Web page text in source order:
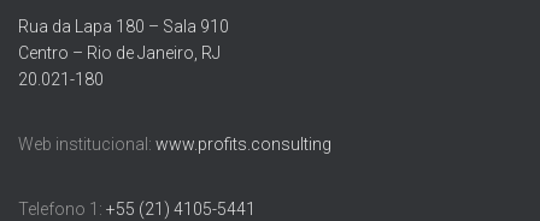
Rua da Lapa 180 – Sala 910
Centro – Rio de Janeiro, RJ
20.021-180
Web institucional: www.profits.consulting
Telefono 1: +55 (21) 4105-5441